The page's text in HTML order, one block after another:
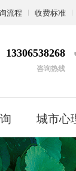
流程 收费标准
13306538268
咨询热线
城市心